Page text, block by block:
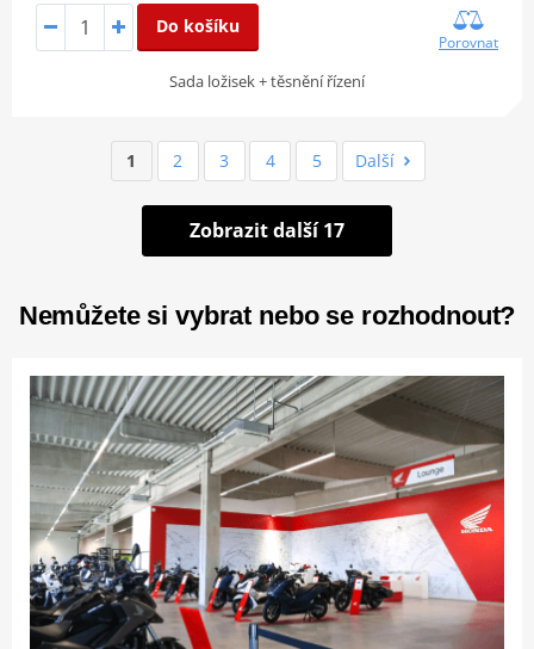
Do košíku
Porovnat
Sada ložisek + těsnění řízení
1 2 3 4 5 Další
Zobrazit další 17
Nemůžete si vybrat nebo se rozhodnout?